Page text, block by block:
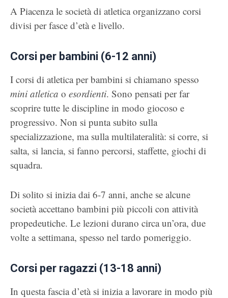
A Piacenza le società di atletica organizzano corsi
divisi per fasce d’età e livello.
Corsi per bambini (6-12 anni)
I corsi di atletica per bambini si chiamano spesso
mini atletica o esordienti. Sono pensati per far
scoprire tutte le discipline in modo giocoso e
progressivo. Non si punta subito sulla
specializzazione, ma sulla multilateralità: si corre, si
salta, si lancia, si fanno percorsi, staffette, giochi di
squadra.
Di solito si inizia dai 6-7 anni, anche se alcune
società accettano bambini più piccoli con attività
propedeutiche. Le lezioni durano circa un’ora, due
volte a settimana, spesso nel tardo pomeriggio.
Corsi per ragazzi (13-18 anni)
In questa fascia d’età si inizia a lavorare in modo più